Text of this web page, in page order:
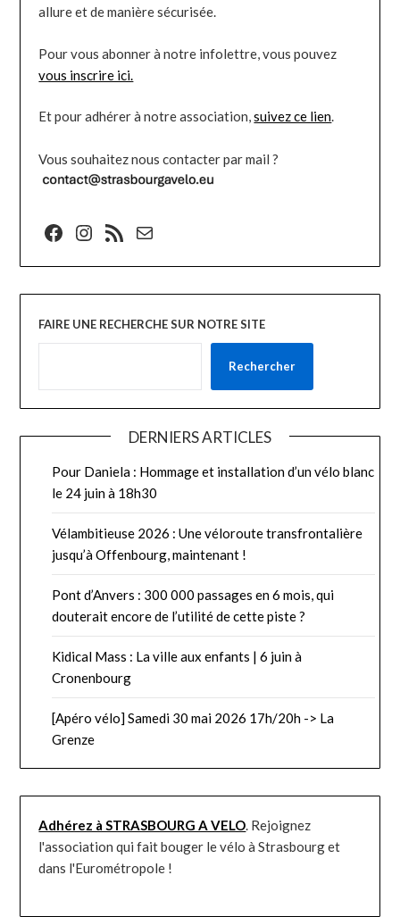
allure et de manière sécurisée.
Pour vous abonner à notre infolettre, vous pouvez
vous inscrire ici.
Et pour adhérer à notre association,suivez ce lien.
Vous souhaitez nous contacter par mail ?
Facebook
Instagram
Flux RSSE-mail
FAIRE UNE RECHERCHE SUR NOTRE SITE
Rechercher
DERNIERS ARTICLES
Pour Daniela : Hommage et installation d’un vélo blanc
le 24 juin à 18h30
Vélambitieuse 2026 : Une véloroute transfrontalière
jusqu’à Offenbourg, maintenant !
Pont d’Anvers : 300 000 passages en 6 mois, qui
douterait encore de l’utilité de cette piste ?
Kidical Mass : La ville aux enfants | 6 juin à
Cronenbourg
[Apéro vélo] Samedi 30 mai 2026 17h/20h -> La
Grenze
Adhérez à STRASBOURG A VELO . Rejoignez
l'association qui fait bouger le vélo à Strasbourg et
dans l'Eurométropole !